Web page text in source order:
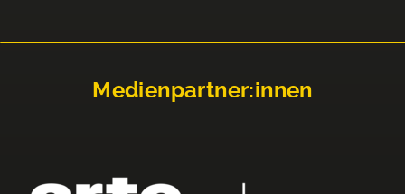
Medienpartner:innen